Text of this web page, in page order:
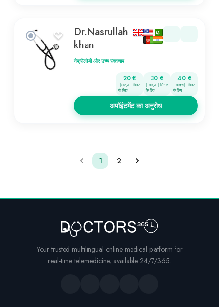
Dr.Nasrullah
khan
नेफ्रोलॉजी और उच्च रक्तचाप
20 €
{{मात्रा}} मिनट
के लिए
30 €
{{मात्रा}} मिनट
के लिए
40 €
{{मात्रा}} मिनट
के लिए
अपॉइंटमेंट का अनुरोध
1 2
Your trusted multilingual online medical platform for
real-time telemedicine, available 24/7/365.